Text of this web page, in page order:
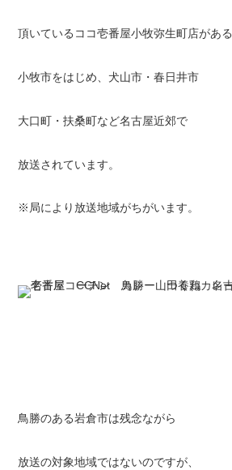
頂いているココ壱番屋小牧弥生町店がある
小牧市をはじめ、犬山市・春日井市
大口町・扶桑町など名古屋近郊で
放送されています。
※局により放送地域がちがいます。
鳥勝のある岩倉市は残念ながら
放送の対象地域ではないのですが、